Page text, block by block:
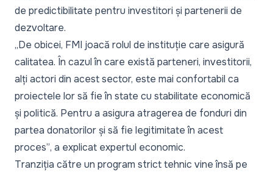
de predictibilitate pentru investitori și partenerii de
dezvoltare.
„De obicei, FMI joacă rolul de instituție care asigură
calitatea. În cazul în care există parteneri, investitorii,
alți actori din acest sector, este mai confortabil ca
proiectele lor să fie în state cu stabilitate economică
și politică. Pentru a asigura atragerea de fonduri din
partea donatorilor și să fie legitimitate în acest
proces”, a explicat expertul economic.
Tranziția către un program strict tehnic vine însă pe